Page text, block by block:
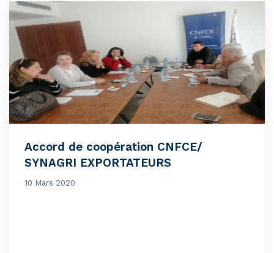
Accord de coopération CNFCE/
SYNAGRI EXPORTATEURS
10 Mars 2020